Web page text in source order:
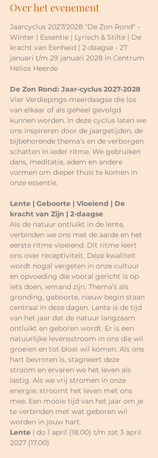
Over het evenement
Jaarcyclus 2027/2028 "De Zon Rond" -
Winter | Essentie | Lyrisch & Stilte | De
kracht van Eenheid | 2-daagse - 27
januari t/m 29 januari 2028 in Centrum
Helios Heerde
De Zon Rond: Jaar-cyclus 2027-2028
Vier Verdiepings-meerdaagse die los
van elkaar of als geheel gevolgd
kunnen worden. In deze cyclus laten we
ons inspireren door de jaargetijden, de
bijbehorende thema’s en de verborgen
schatten in ieder ritme. We gebruiken
dans, meditatie, adem en andere
vormen om dieper thuis te komen in
onze essentie.
Lente | Geboorte | Vloeiend | De
kracht van Zijn | 2-daagse
Als de natuur ontluikt in de lente,
verbinden we ons met de aarde en het
eerste ritme vloeiend. Dit ritme leert
ons over receptiviteit. Deze kwaliteit
wordt nogal vergeten in onze cultuur
en opvoeding die vooral gericht is op
iets doen, iemand zijn. Thema’s als
gronding, geboorte, nieuw begin staan
centraal in deze dagen. Lente is de tijd
van het jaar dat de natuur langzaam
ontluikt en geboren wordt. Er is een
natuurlijke levensstroom in ons die wil
groeien en tot bloei wil komen. Als ons
hart bevroren is, stagneert deze
stroom en ervaren we het leven als
lastig. Als we vrij stromen in onze
energie, stroomt het leven met ons
mee. Een mooie tijd van het jaar om je
te verbinden met wat geboren wil
worden in jouw hart.
Lente | do 1 april (18.00) t/m zat 3 april
2027 (17.00)